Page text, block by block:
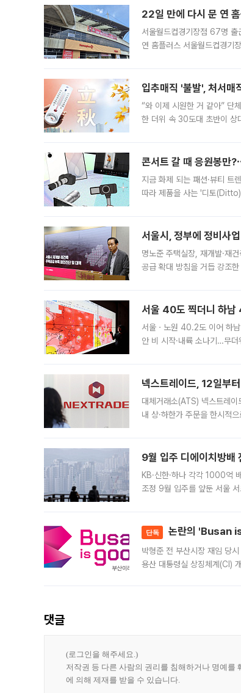
22일 만에 다시 문 연
서울월드컵경기장점 67명
연 홈플러스 서울월드컵경기
입추매직 '불발', 처서매
“와 이제 시원한 거 같아” 단
한 더위 속 30도대 초반이 상
콘서트 갈 때 응원봉만
지금 화제 되는 패션·뷰티 트
따라 제품을 사는 '디토
서울시, 정부에 정비사
명노준 주택실장, 재개발·재
공급 확대 방침을 거듭 강조
서울 40도 찍더니 하
서울ㆍ노원 40.2도 이어 하
안 비 시작·내륙 소나기…무
넥스트레이드, 12일부
대체거래소(ATS) 넥스트레
내 상·하한가 주문을 한시적
9월 입주 디에이치방
KB·신한·하나 각각 1000억
조정 9월 입주를 앞둔 서울
단독 논란의 'Busan
박형준 전 부산시장 재임 당
용산 대통령실 상징체계(CI)
댓글